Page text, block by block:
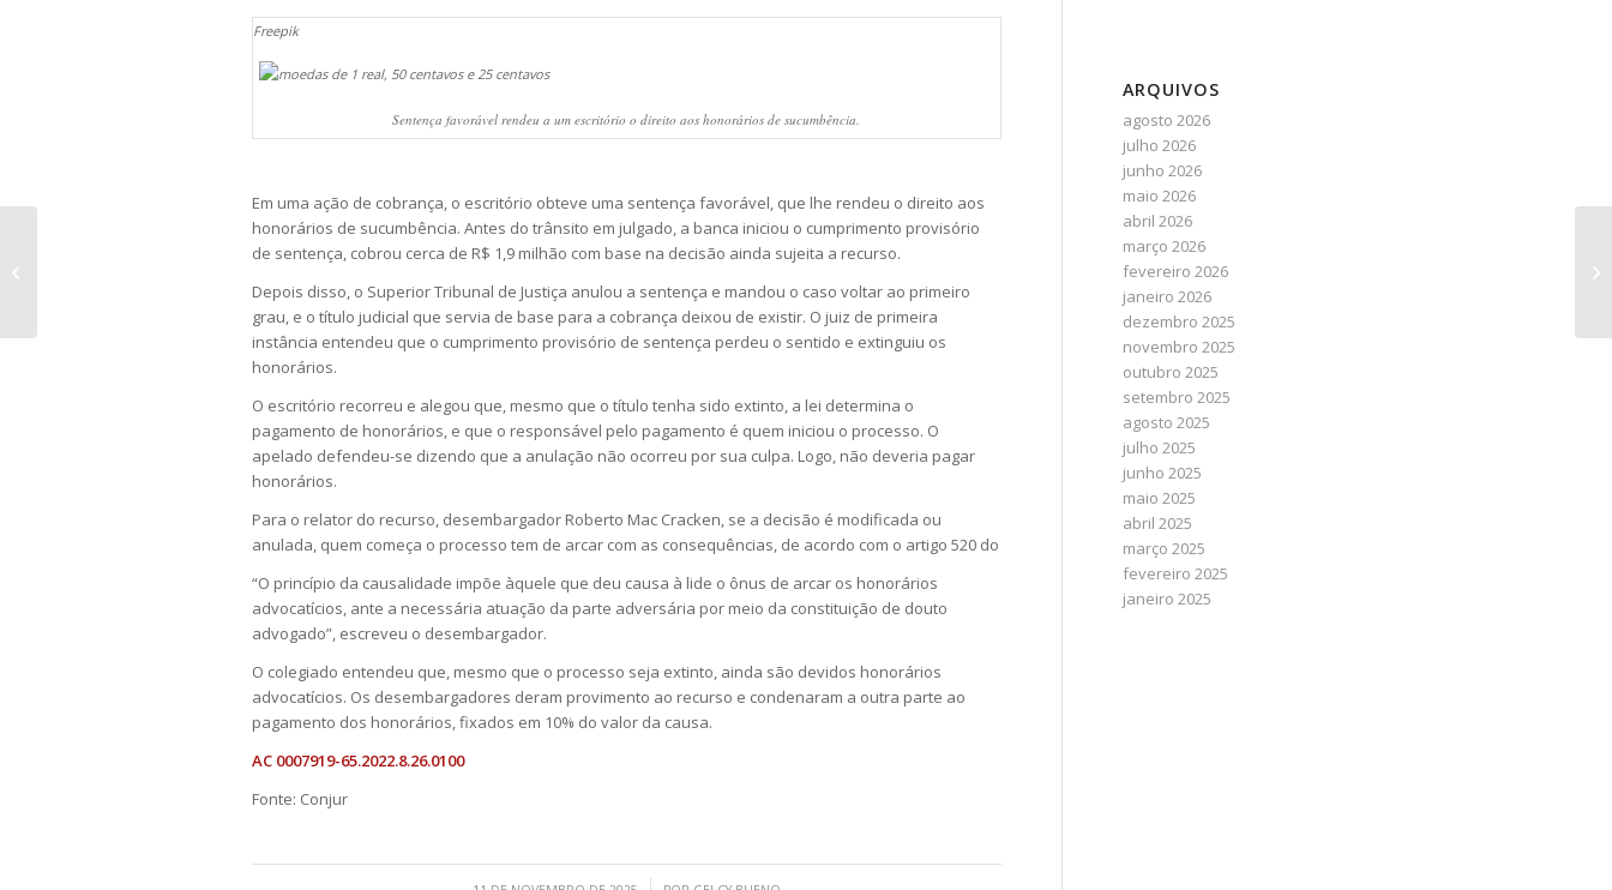
Freepik
Sentença favorável rendeu a um escritório o direito aos honorários de sucumbência.
Em uma ação de cobrança, o escritório obteve uma sentença favorável, que lhe rendeu o direito aos
honorários de sucumbência. Antes do trânsito em julgado, a banca iniciou o cumprimento provisório
de sentença, cobrou cerca de R$ 1,9 milhão com base na decisão ainda sujeita a recurso.
Depois disso, o Superior Tribunal de Justiça anulou a sentença e mandou o caso voltar ao primeiro
grau, e o título judicial que servia de base para a cobrança deixou de existir. O juiz de primeira
instância entendeu que o cumprimento provisório de sentença perdeu o sentido e extinguiu os
honorários.
O escritório recorreu e alegou que, mesmo que o título tenha sido extinto, a lei determina o
pagamento de honorários, e que o responsável pelo pagamento é quem iniciou o processo. O
apelado defendeu-se dizendo que a anulação não ocorreu por sua culpa. Logo, não deveria pagar
honorários.
Para o relator do recurso, desembargador Roberto Mac Cracken, se a decisão é modificada ou
anulada, quem começa o processo tem de arcar com as consequências, de acordo com o artigo 520 do
“O princípio da causalidade impõe àquele que deu causa à lide o ônus de arcar os honorários
advocatícios, ante a necessária atuação da parte adversária por meio da constituição de douto
advogado”, escreveu o desembargador.
O colegiado entendeu que, mesmo que o processo seja extinto, ainda são devidos honorários
advocatícios. Os desembargadores deram provimento ao recurso e condenaram a outra parte ao
pagamento dos honorários, fixados em 10% do valor da causa.
AC 0007919-65.2022.8.26.0100
Fonte: Conjur
ARQUIVOS
agosto 2026
julho 2026
junho 2026
maio 2026
abril 2026
março 2026
fevereiro 2026
janeiro 2026
dezembro 2025
novembro 2025
outubro 2025
setembro 2025
agosto 2025
julho 2025
junho 2025
maio 2025
abril 2025
março 2025
fevereiro 2025
janeiro 2025
BC: bandeira de cartão terá de